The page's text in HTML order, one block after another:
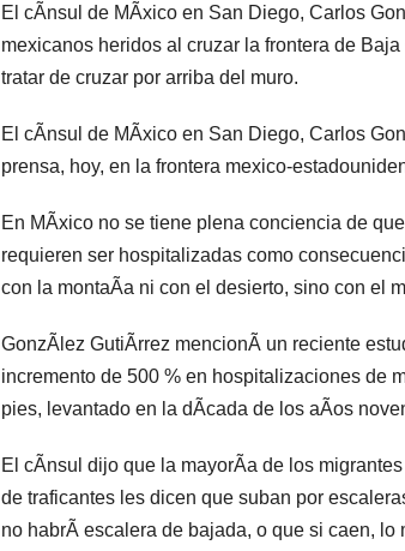
El cÃnsul de MÃxico en San Diego, Carlos
mexicanos heridos al cruzar la frontera de
tratar de cruzar por arriba del muro.
El cÃnsul de MÃxico en San Diego, Carlos
prensa, hoy, en la frontera mexico-
En MÃxico no se tiene plena conciencia de
requieren ser hospitalizadas como
con la montaÃa ni con el desierto, sino con el
GonzÃlez GutiÃrrez mencionÃ un reciente
incremento de 500 % en hospitalizaciones de
pies, levantado en la dÃcada de los aÃos
El cÃnsul dijo que la mayorÃa de los
de traficantes les dicen que suban por
no habrÃ escalera de bajada, o que si caen,